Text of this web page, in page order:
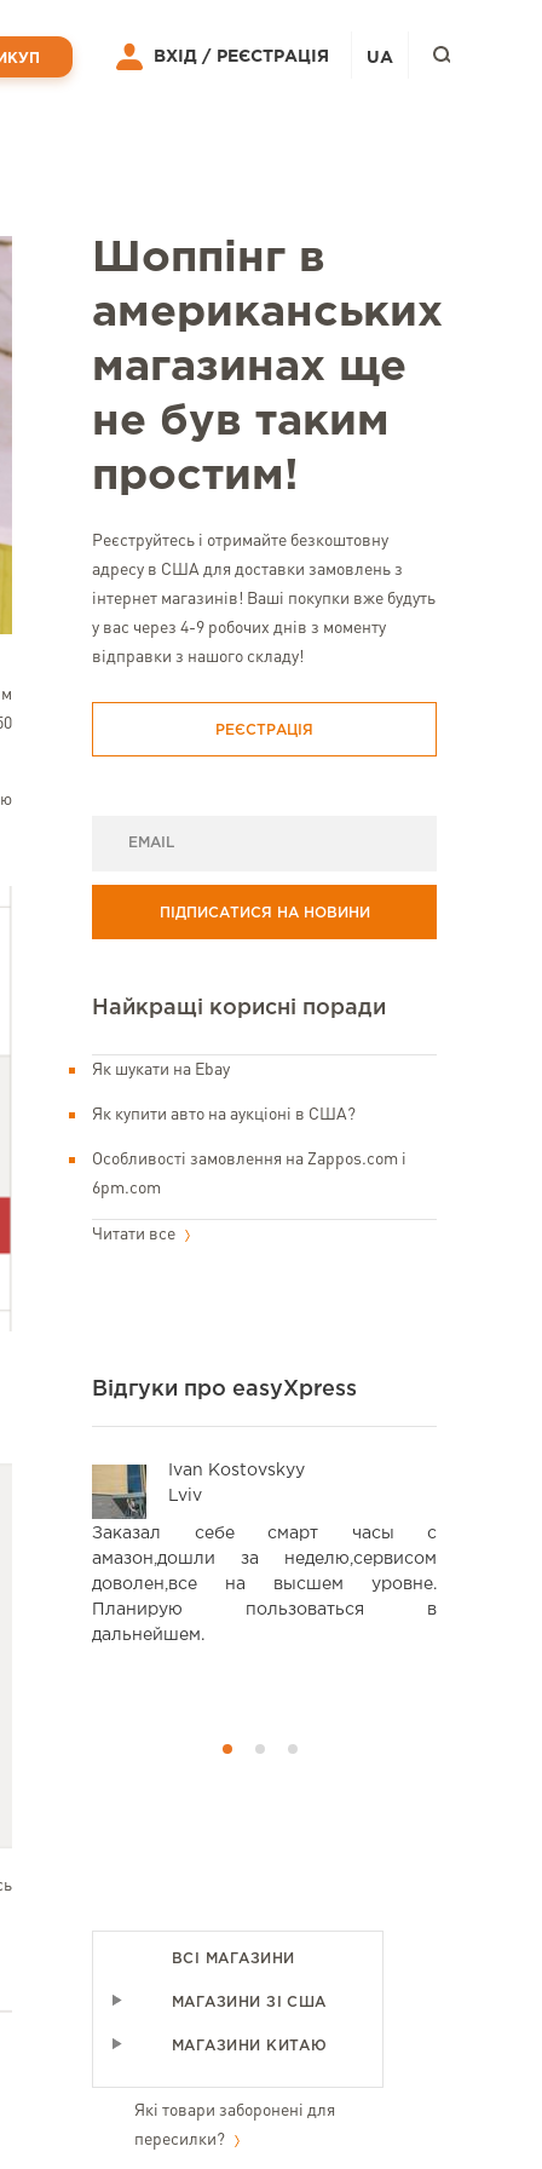
Шоппінг в
американських
магазинах ще
не був таким
простим!
Реєструйтесь і отримайте безкоштовну
адресу в США для доставки замовлень з
інтернет магазинів! Ваші покупки вже будуть
у вас через 4-9 робочих днів з моменту
відправки з нашого складу!
РЕЄСТРАЦІЯ
ПІДПИСАТИСЯ НА НОВИНИ
Найкращі корисні поради
Як шукати на Ebay
Як купити авто на аукціоні в США?
Особливості замовлення на Zappos.com і
6pm.com
Читати все
Відгуки про easyXpress
Ivan Kostovskyy
Lviv
Заказал себе смарт часы с
амазон,дошли за неделю,сервисом
доволен,все на высшем уровне.
Планирую пользоваться в
дальнейшем.
ВСІ МАГАЗИНИ
МАГАЗИНИ ЗІ США
МАГАЗИНИ КИТАЮ
Які товари заборонені для
пересилки?
ВХІД / РЕЄСТРАЦІЯ UA